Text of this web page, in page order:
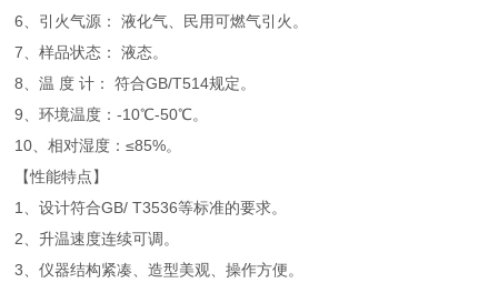
6、引火气源： 液化气、民用可燃气引火。
7、样品状态： 液态。
8、温 度 计： 符合GB/T514规定。
9、环境温度：-10℃-50℃。
10、相对湿度：≤85%。
【性能特点】
1、设计符合GB/ T3536等标准的要求。
2、升温速度连续可调。
3、仪器结构紧凑、造型美观、操作方便。